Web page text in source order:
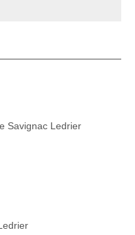
Savignac Ledrier